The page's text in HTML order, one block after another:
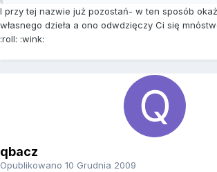
I przy tej nazwie już pozostań- w ten sposób
własnego dzieła a ono odwdzięczy Ci się
:roll: :wink:
qbacz
Opublikowano 10 Grudnia 2009